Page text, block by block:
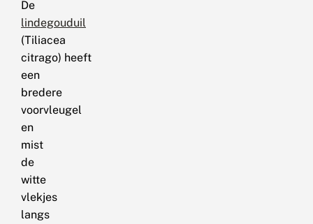
De
lindegouduil
(Tiliacea
citrago) heeft
een
bredere
voorvleugel
en
mist
de
witte
vlekjes
langs